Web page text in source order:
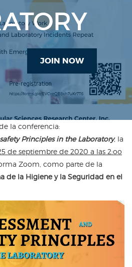
JOIN NOW
la conferencia:
Principles in the Laboratory, la
de septiembre de 2020 a las 2:oo
Zoom, como parte de la
de la Higiene y la Seguridad en el